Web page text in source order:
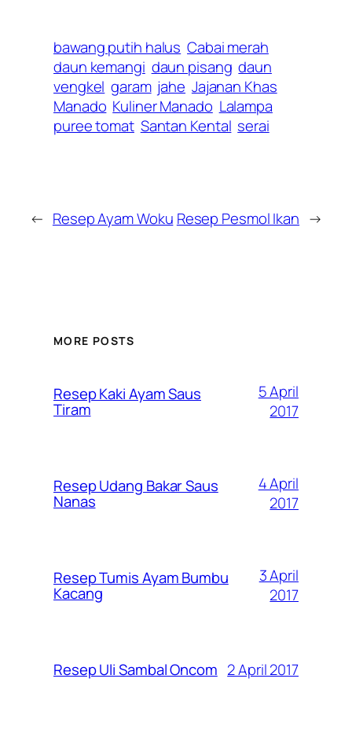
bawang putih halus Cabai merah
daun kemangi daun pisang daun
vengkel garam jahe Jajanan Khas
Manado Kuliner Manado Lalampa
puree tomat Santan Kental serai
← Resep Ayam Woku Resep Pesmol Ikan →
MORE POSTS
Resep Kaki Ayam Saus
Tiram
5 April
2017
Resep Udang Bakar Saus
Nanas
4 April
2017
Resep Tumis Ayam Bumbu
Kacang
3 April
2017
Resep Uli Sambal Oncom 2 April 2017